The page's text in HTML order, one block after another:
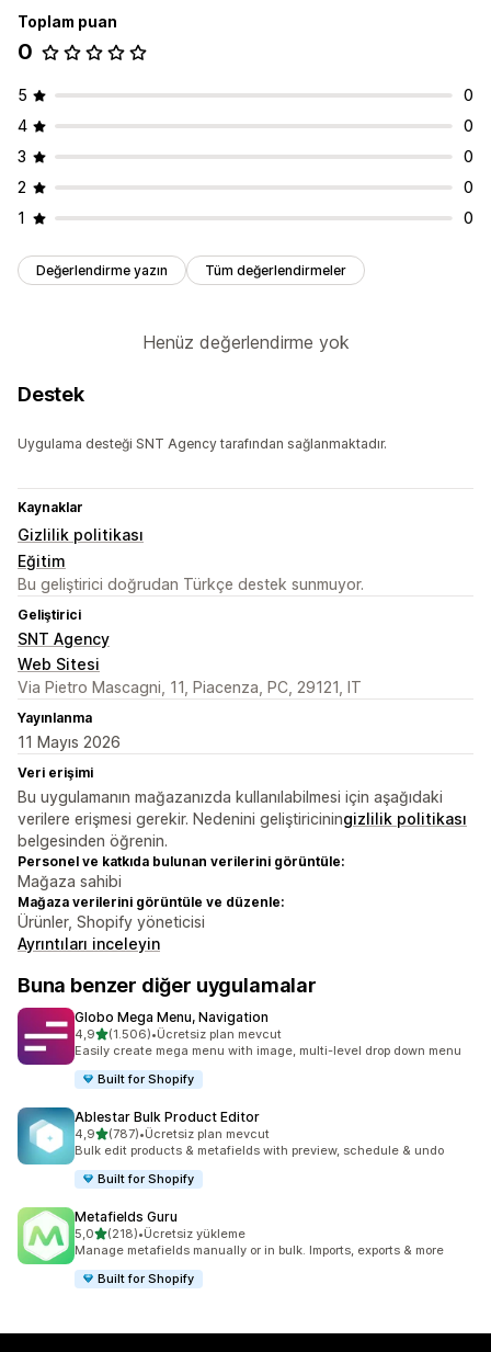
Toplam puan
0
5
0
4
0
3
0
2
0
1
0
Değerlendirme yazın Tüm değerlendirmeler
Henüz değerlendirme yok
Destek
Uygulama desteği SNT Agency tarafından sağlanmaktadır.
Kaynaklar
Gizlilik politikası
Eğitim
Bu geliştirici doğrudan Türkçe destek sunmuyor.
Geliştirici
SNT Agency
Web Sitesi
Via Pietro Mascagni, 11, Piacenza, PC, 29121, IT
Yayınlanma
11 Mayıs 2026
Veri erişimi
Bu uygulamanın mağazanızda kullanılabilmesi için aşağıdaki
verilere erişmesi gerekir. Nedenini geliştiriciningizlilik politikası
belgesinden öğrenin.
Personel ve katkıda bulunan verilerini görüntüle:
Mağaza sahibi
Mağaza verilerini görüntüle ve düzenle:
Ürünler, Shopify yöneticisi
Ayrıntıları inceleyin
Buna benzer diğer uygulamalar
Globo Mega Menu, Navigation
4,95 yıldız üzerinden
(1.506)
toplam 1506 değerlendirme
•Ücretsiz plan mevcut
Easily create mega menu with image, multi-level drop down menu
Built for Shopify
Ablestar Bulk Product Editor
4,95 yıldız üzerinden
(787)
toplam 787 değerlendirme
•Ücretsiz plan mevcut
Bulk edit products & metafields with preview, schedule & undo
Built for Shopify
Metafields Guru
5,05 yıldız üzerinden
(218)
toplam 218 değerlendirme
•Ücretsiz yükleme
Manage metafields manually or in bulk. Imports, exports & more
Built for Shopify